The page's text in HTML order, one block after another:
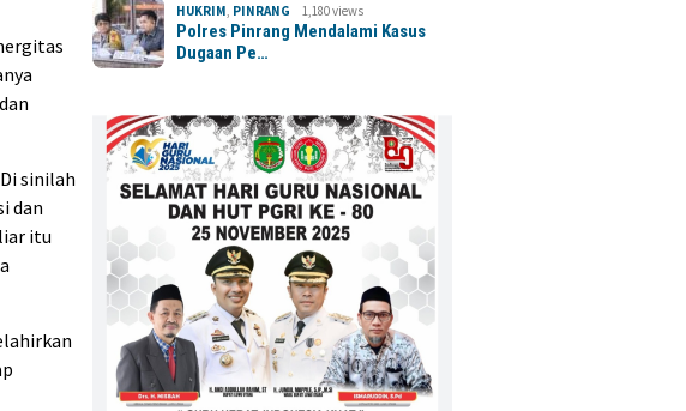
sinilah
dan
itu
HUKRIM PINRANG 1,180 views
Polres Pinrang Mendalami Kasus
Dugaan Pe…